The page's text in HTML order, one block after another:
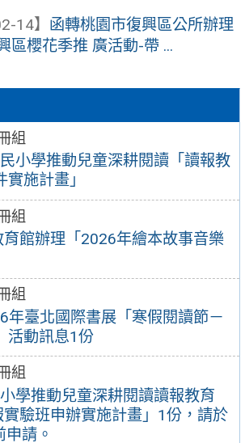
組
小學推動兒童深耕閱讀「讀報教
施計畫」
組
育館辦理「2026年繪本故事音樂
組
年臺北國際書展「寒假閱讀節－
活動訊息1份
組
學推動兒童深耕閱讀讀報教育
驗班申辦實施計畫」1份，請於
請。
14】 函轉桃園市復興區公所辦理
區櫻花季推 廣活動-帶 ...